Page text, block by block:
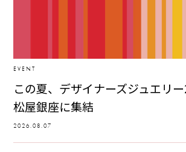
EVENT
この夏、デザイナーズジュエリ
松屋銀座に集結
2026.08.07